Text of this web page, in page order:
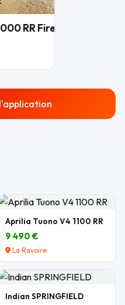
RR Fireblade
Aprilia Tuono V4 1100 RR
9 490 €
La Ravoire
Indian SPRINGFIELD